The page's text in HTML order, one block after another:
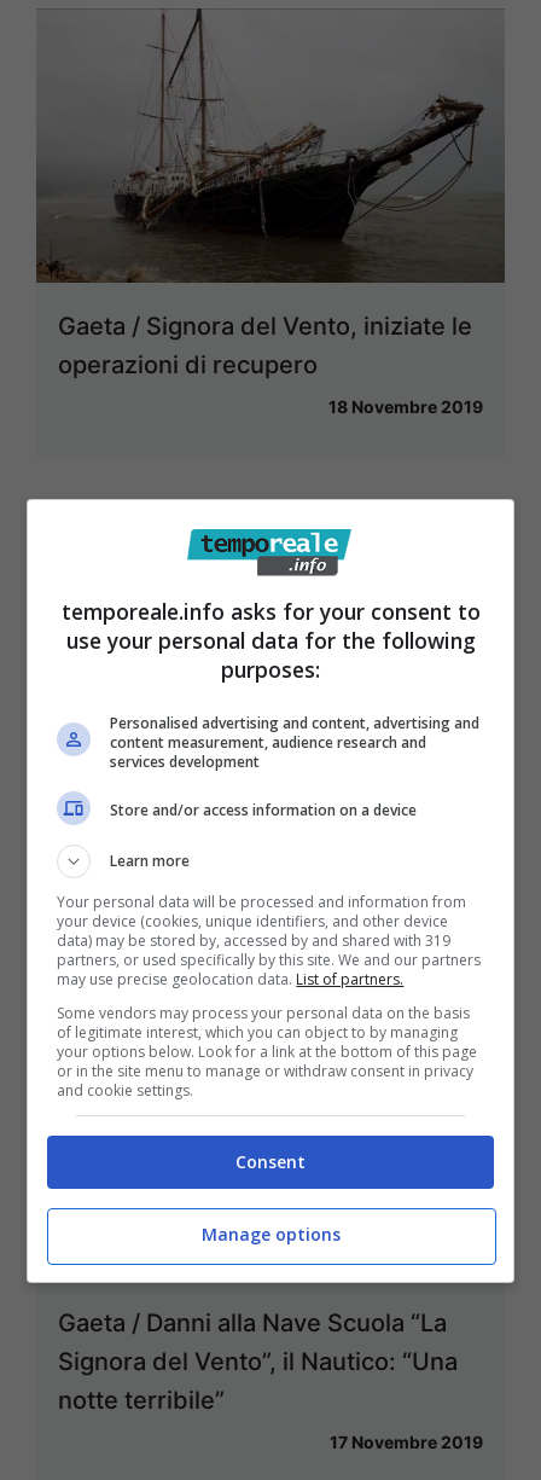
Gaeta / Signora del Vento, iniziate le
operazioni di recupero
18 Novembre 2019
Ondata di maltempo, sud pontino in
ginocchio
17 Novembre 2019
Gaeta / Danni alla Nave Scuola “La
Signora del Vento”, il Nautico: “Una
notte terribile”
17 Novembre 2019
temporeale.info asks for your consent to
use your personal data for the following
purposes:
Personalised advertising and content, advertising and
content measurement, audience research and
services development
Store and/or access information on a device
Learn more
Your personal data will be processed and information from
your device (cookies, unique identifiers, and other device
data) may be stored by, accessed by and shared with 319
partners, or used specifically by this site. We and our partners
may use precise geolocation data. List of partners.
Some vendors may process your personal data on the basis
of legitimate interest, which you can object to by managing
your options below. Look for a link at the bottom of this page
or in the site menu to manage or withdraw consent in privacy
and cookie settings.
Consent
Manage options